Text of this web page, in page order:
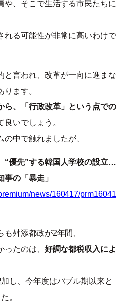
や、そこで生活する市民たちに
れる可能性が非常に高いわけで
と言われ、改革が一向に進まな
ります。
ら、「行政改革」という点での
良いでしょう。
の中で触れましたが、
“優先”する韓国人学校の設立…
事の「暴走」
news/160417/prm16041
舛添都政が2年間、
ったのは、 好調な都税収入によ
し、今年度はバブル期以来と
。